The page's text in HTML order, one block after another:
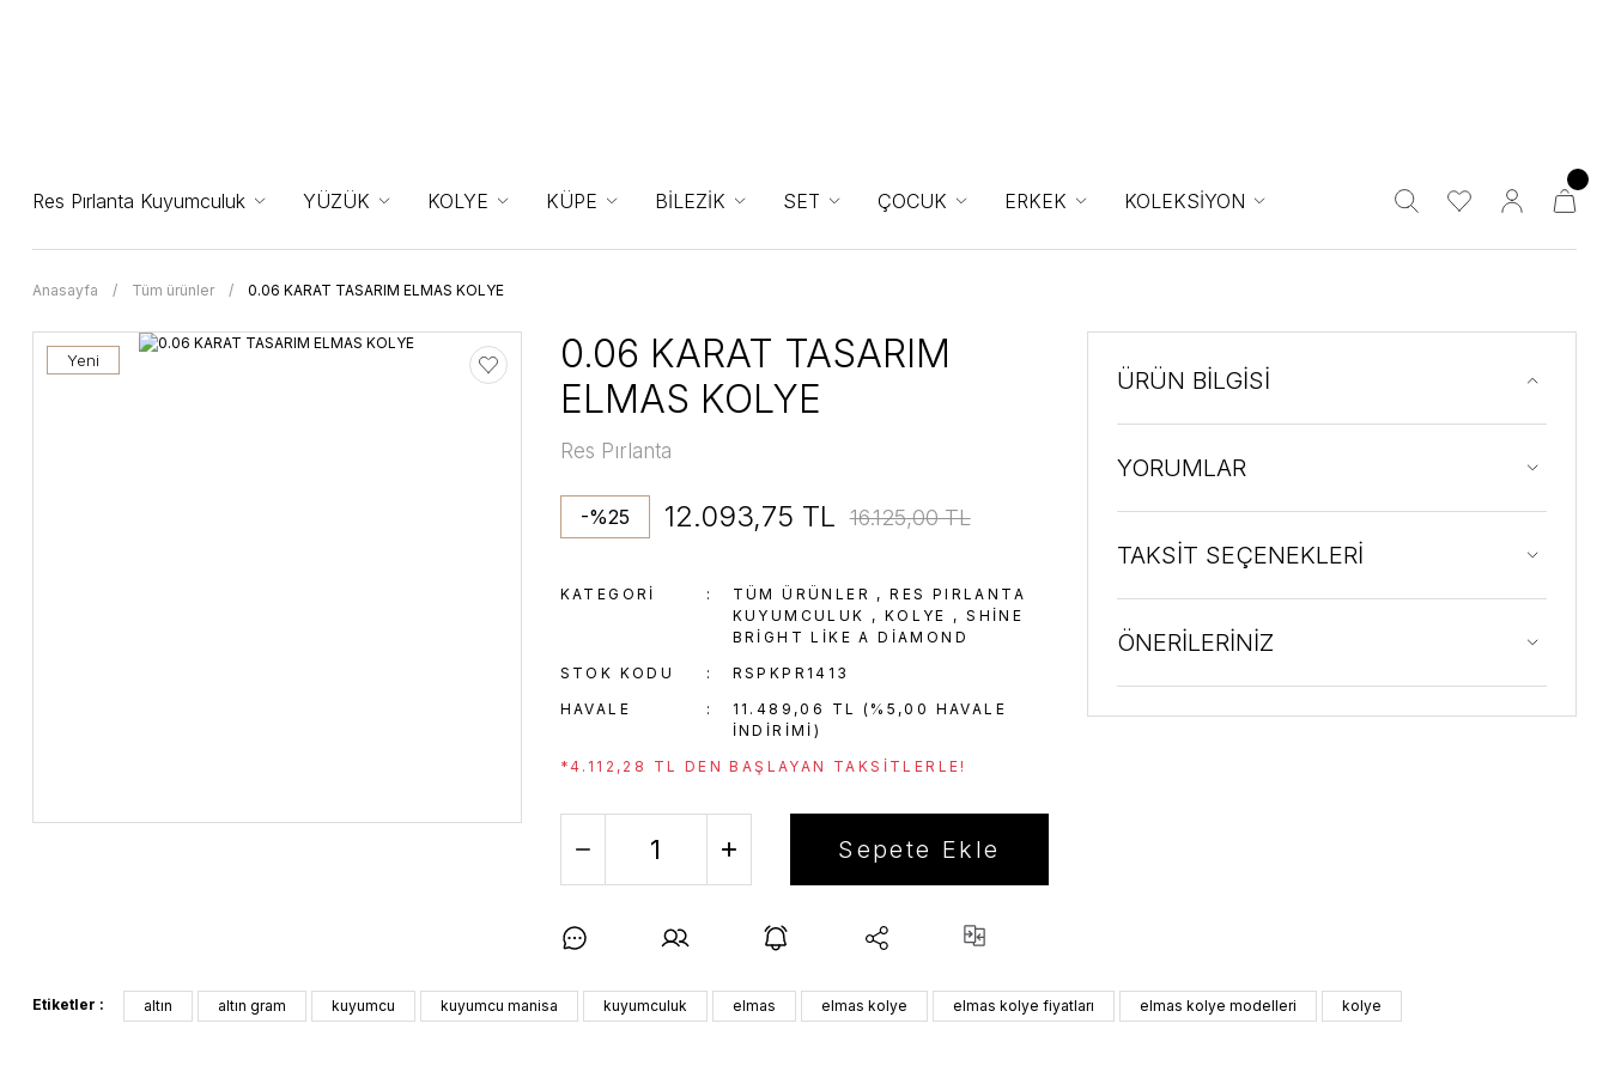
Res Pırlanta Kuyumculuk YÜZÜK KOLYE KÜPE BİLEZİK SET ÇOCUK ERKEK KOLEKSİYON
Anasayfa Tüm ürünler 0.06 KARAT TASARIM ELMAS KOLYE
Yeni
0.06 KARAT TASARIM
ELMAS KOLYE
Res Pırlanta
-%25 12.093,75 TL 16.125,00 TL
KATEGORI TÜM ÜRÜNLER ,RES PIRLANTA
KUYUMCULUK , KOLYE ,SHINE
BRIGHT LIKE A DIAMOND
STOK KODU
RSPKPR1413
HAVALE
11.489,06 TL (%5,00 HAVALE
INDIRIMI)
*4.112,28 TL DEN BAŞLAYAN TAKSITLERLE!
Sepete Ekle
ÜRÜN BİLGİSİ
YORUMLAR
TAKSİT SEÇENEKLERİ
ÖNERİLERİNİZ
Etiketler : altın altın gram kuyumcu kuyumcu manisa kuyumculuk elmas elmas kolye elmas kolye fiyatları elmas kolye modelleri kolye